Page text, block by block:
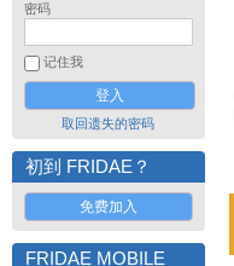
密码
记住我
取回遗失的密码
初到 FRIDAE？
免费加入
FRIDAE MOBILE